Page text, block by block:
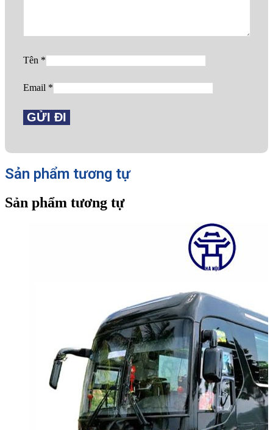
Tên *
Email *
Sản phẩm tương tự
Sản phẩm tương tự